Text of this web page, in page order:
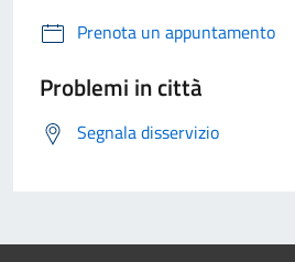
Prenota un appuntamento
Problemi in città
Segnala disservizio